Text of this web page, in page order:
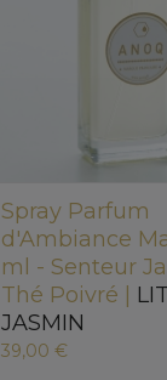
Spray Parfum
d'Ambiance
ml - Senteur
Thé Poivré |
JASMIN
39,00 €